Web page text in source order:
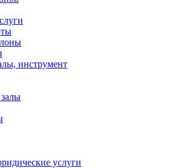
инструмент
услуги